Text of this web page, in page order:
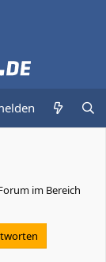
im Bereich